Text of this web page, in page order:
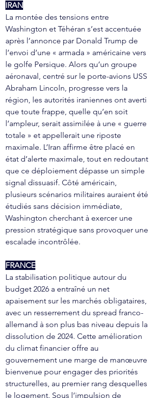
IRAN
La montée des tensions entre
Washington et Téhéran s’est accentuée
après l’annonce par Donald Trump de
l’envoi d’une « armada » américaine vers
le golfe Persique. Alors qu’un groupe
aéronaval, centré sur le porte-avions USS
Abraham Lincoln, progresse vers la
région, les autorités iraniennes ont averti
que toute frappe, quelle qu’en soit
l’ampleur, serait assimilée à une « guerre
totale » et appellerait une riposte
maximale. L’Iran affirme être placé en
état d’alerte maximale, tout en redoutant
que ce déploiement dépasse un simple
signal dissuasif. Côté américain,
plusieurs scénarios militaires auraient été
étudiés sans décision immédiate,
Washington cherchant à exercer une
pression stratégique sans provoquer une
escalade incontrôlée.
FRANCE
La stabilisation politique autour du
budget 2026 a entraîné un net
apaisement sur les marchés obligataires,
avec un resserrement du spread franco-
allemand à son plus bas niveau depuis la
dissolution de 2024. Cette amélioration
du climat financier offre au
gouvernement une marge de manœuvre
bienvenue pour engager des priorités
structurelles, au premier rang desquelles
le logement. Sous l’impulsion de